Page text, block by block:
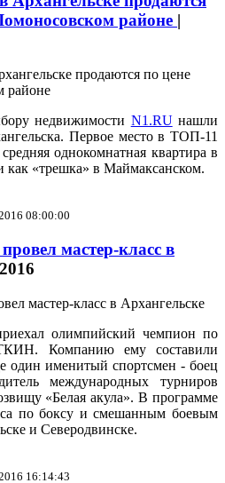
районе |
недвижимости N1.RUнашли
Первое место в ТОП-11
однокомнатная квартира в
как «трешка» в Маймаксанском.
08:00:00
мастер-класс в
олимпийский чемпион по
Компанию ему составили
именитый спортсмен - боец
международных турниров
«Белая акула». В программе
по боксу и смешанным боевым
и Северодвинске.
16:14:43